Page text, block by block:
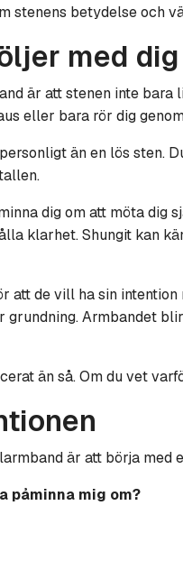
stenens betydelse och
med
är att stenen inte bara
eller bara rör dig
än en lös sten.
dig om att möta
klarhet. Shungit kan
de vill ha sin
Armbandet
än så. Om du vet
är att börja med
påminna mig om?